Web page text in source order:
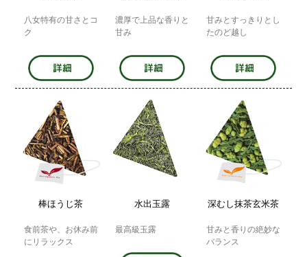
八女特有の甘さとコ
ク
濃厚で上品な香りと
甘み
甘みとすっきりとし
たのど越し
棒ほうじ茶
食前茶や、お休み前
にリラックス
水出玉露
最高級玉露
深むし抹茶玄米茶
甘みと香りの絶妙な
バランス